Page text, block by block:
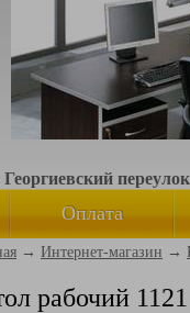
Оплата
→ Интернет-магазин →
рабочий 1121